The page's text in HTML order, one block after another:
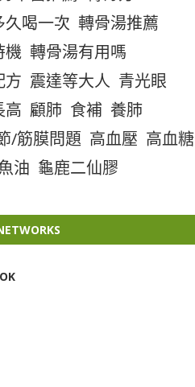
久喝一次 轉骨湯推薦
機 轉骨湯有用嗎
方 震達等大人 青光眼
高 顧肺 食補 養肺
/筋膜問題 高血壓 高血糖
油 龜鹿二仙膠